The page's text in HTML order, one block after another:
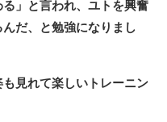
」と言われ、ユトを興奮
だ、と勉強になりまし
見れて楽しいトレーニン